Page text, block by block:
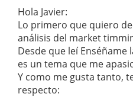
Hola Javier:
Lo primero que quiero
análisis del market
Desde que leí Enséñame
es un tema que me
Y como me gusta tanto,
respecto: